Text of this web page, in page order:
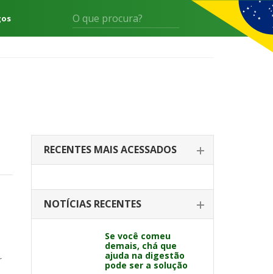
RECENTES MAIS ACESSADOS
NOTÍCIAS RECENTES
Se você comeu
demais, chá que
ajuda na digestão
pode ser a solução